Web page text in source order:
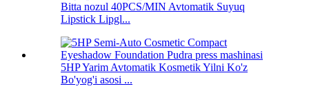
Bitta nozul 40PCS/MIN Avtomatik Suyuq
Lipstick Lipgl...
5HP Yarim Avtomatik Kosmetik Yilni Ko'z
Bo'yog'i asosi ...